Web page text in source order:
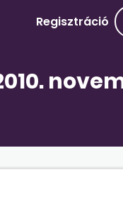
Regisztráció